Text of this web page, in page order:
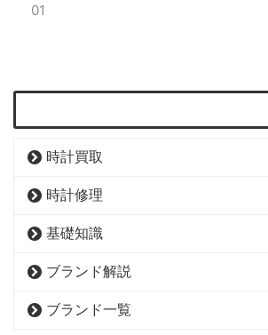
01
時計買取
時計修理
基礎知識
ブランド解説
ブランド一覧